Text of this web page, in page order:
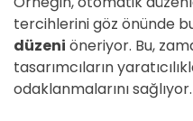
tercihlerini göz önünde
düzeni öneriyor. Bu,
tasarımcıların
odaklanmalarını sağlıyor.